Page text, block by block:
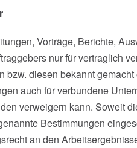
Vorträge, Berichte,
nur für vertraglich
diesen bekannt
auch für verbundene
verweigern kann. Soweit
Bestimmungen
an den